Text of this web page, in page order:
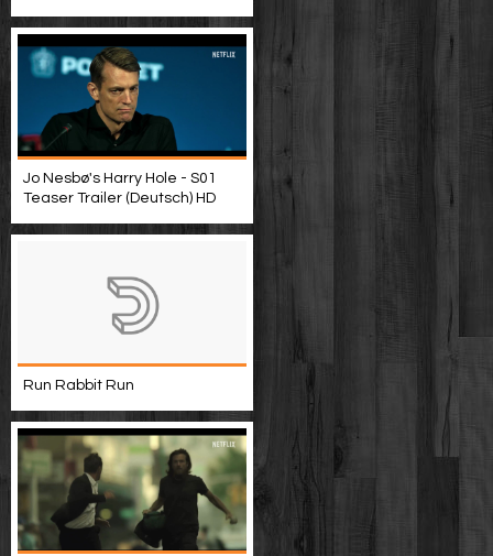
Jo Nesbø's Harry Hole - S01
Teaser Trailer (Deutsch) HD
Run Rabbit Run